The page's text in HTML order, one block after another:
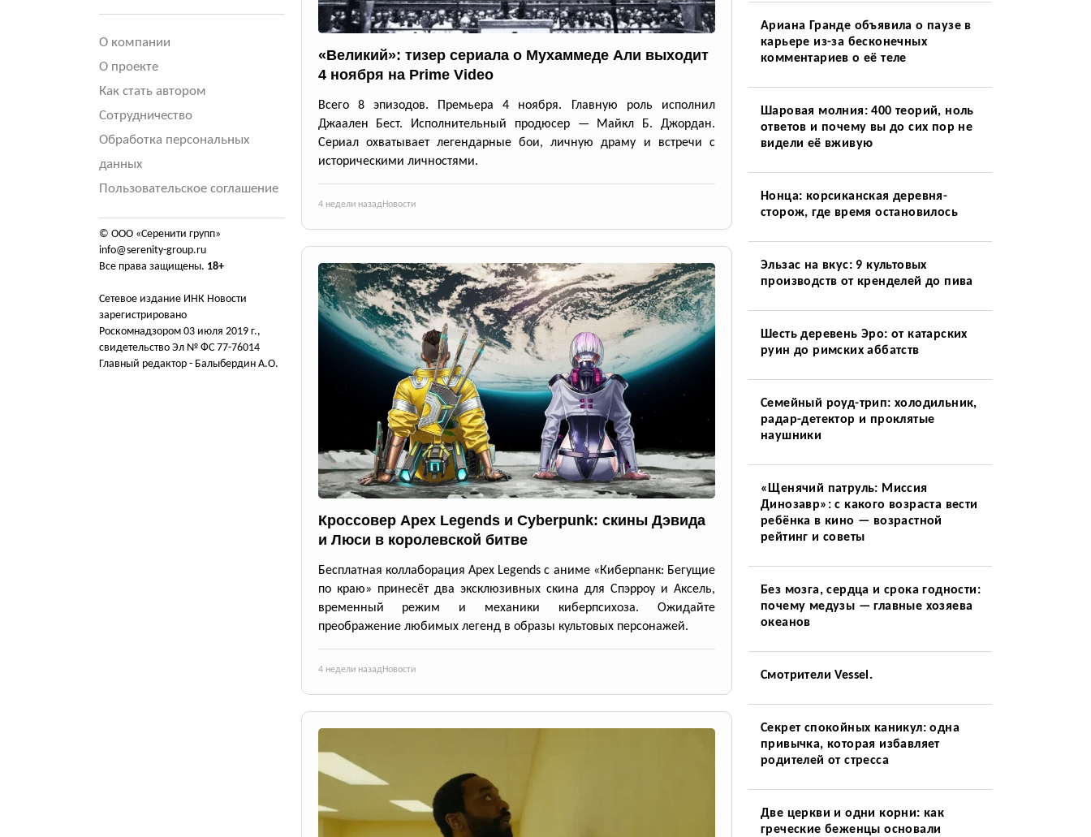
О компании
О проекте
Как стать автором
Сотрудничество
Обработка персональных
данных
Пользовательское соглашение
© ООО «Серенити групп»
info@serenity-group.ru
Все права защищены. 18+
Сетевое издание ИНК Новости
зарегистрировано
Роскомнадзором 03 июля 2019 г.,
свидетельство Эл № ФС 77-76014
Главный редактор - Балыбердин А.О.
«Великий»: тизер сериала о Мухаммеде Али выходит
4 ноября на Prime Video
Всего 8 эпизодов. Премьера 4 ноября. Главную роль исполнил
Джаален Бест. Исполнительный продюсер — Майкл Б. Джордан.
Сериал охватывает легендарные бои, личную драму и встречи с
историческими личностями.
4 недели назадНовости
Кроссовер Apex Legends и Cyberpunk: скины Дэвида
и Люси в королевской битве
Бесплатная коллаборация Apex Legends с аниме «Киберпанк: Бегущие
по краю» принесёт два эксклюзивных скина для Спэрроу и Аксель,
временный режим и механики киберпсихоза. Ожидайте
преображение любимых легенд в образы культовых персонажей.
4 недели назадНовости
Ариана Гранде объявила о паузе в
карьере из-за бесконечных
комментариев о её теле
Шаровая молния: 400 теорий, ноль
ответов и почему вы до сих пор не
видели её вживую
Нонца: корсиканская деревня-
сторож, где время остановилось
Эльзас на вкус: 9 культовых
производств от кренделей до пива
Шесть деревень Эро: от катарских
руин до римских аббатств
Семейный роуд-трип: холодильник,
радар-детектор и проклятые
наушники
«Щенячий патруль: Миссия
Динозавр»: с какого возраста вести
ребёнка в кино — возрастной
рейтинг и советы
Без мозга, сердца и срока годности:
почему медузы — главные хозяева
океанов
Смотрители Vessel.
Секрет спокойных каникул: одна
привычка, которая избавляет
родителей от стресса
Две церкви и одни корни: как
греческие беженцы основали